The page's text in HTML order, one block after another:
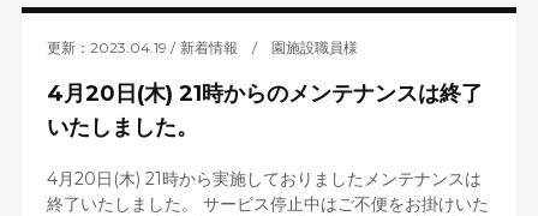
更新：2023.04.19 新着情報 / 園施設職員様
4月20日(木) 21時からのメンテナンスは終了
いたしました。
4月20日(木) 21時から実施しておりましたメンテナンスは
終了いたしました。 サービス停止中はご不便をお掛けいた